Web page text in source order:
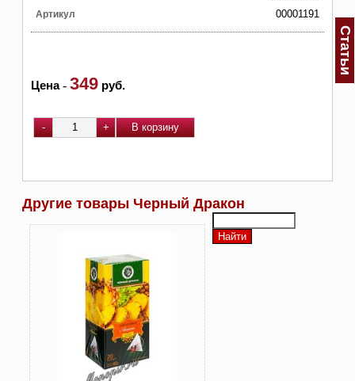
Артикул 00001191
Цена- 349 руб.
Другие товары Черный Дракон
Статьи